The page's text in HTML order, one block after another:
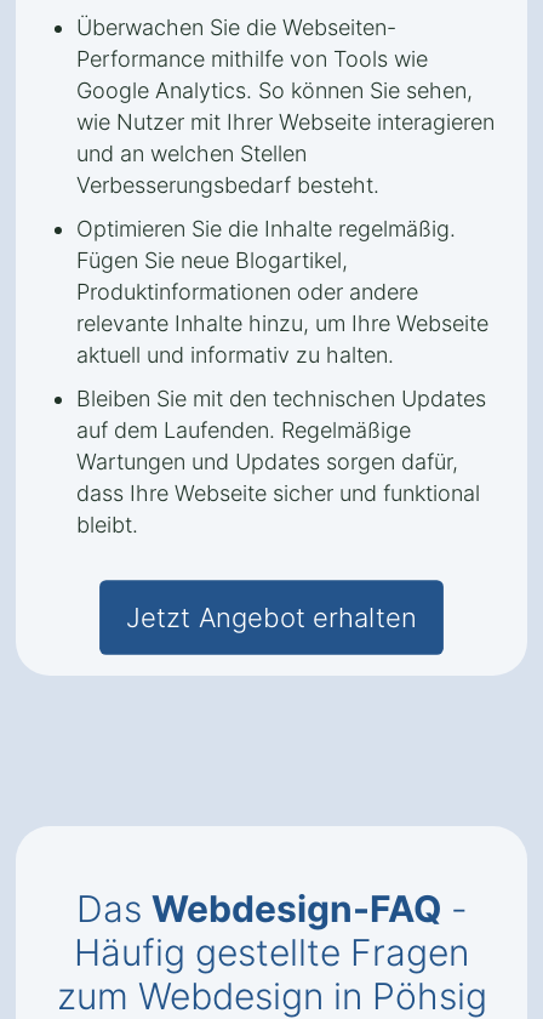
Überwachen Sie die Webseiten-
Performance mithilfe von Tools wie
Google Analytics. So können Sie sehen,
wie Nutzer mit Ihrer Webseite interagieren
und an welchen Stellen
Verbesserungsbedarf besteht.
Optimieren Sie die Inhalte regelmäßig.
Fügen Sie neue Blogartikel,
Produktinformationen oder andere
relevante Inhalte hinzu, um Ihre Webseite
aktuell und informativ zu halten.
Bleiben Sie mit den technischen Updates
auf dem Laufenden. Regelmäßige
Wartungen und Updates sorgen dafür,
dass Ihre Webseite sicher und funktional
bleibt.
Jetzt Angebot erhalten
Das Webdesign-FAQ -
Häufig gestellte Fragen
zum Webdesign in Pöhsig